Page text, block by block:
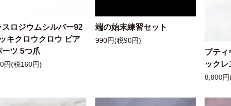
スロジウムシルバー92
キクロウクロウ ピア
ーツ 5つ爪
円(税160円)
端の始末練習セット
990円(税90円)
プティ
ックレ
8,800